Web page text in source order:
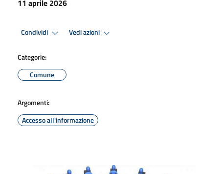
11 aprile 2026
Condividi Vedi azioni
Categorie:
Comune
Argomenti:
Accesso all'informazione